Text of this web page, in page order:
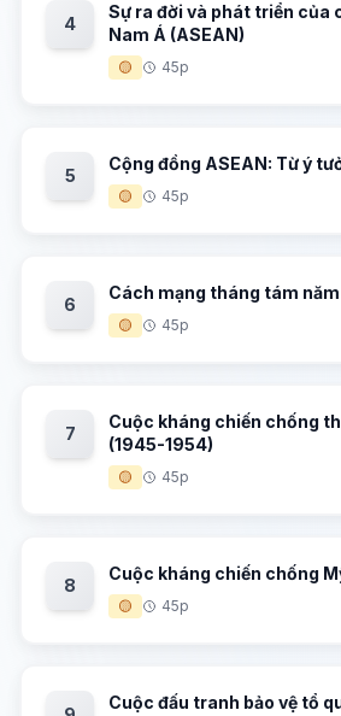
4
Sự ra đời và phát triển của
Nam Á (ASEAN)
🟡 45p
5
Cộng đồng ASEAN: Từ ý
🟡 45p
6
Cách mạng tháng tám
🟡 45p
7
Cuộc kháng chiến chống
(1945-1954)
🟡 45p
8
Cuộc kháng chiến chống
🟡 45p
Cuộc đấu tranh bảo vệ tổ